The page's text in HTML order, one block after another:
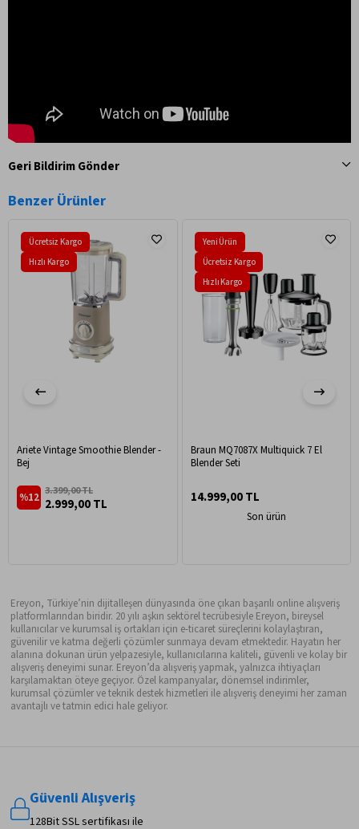
Geri Bildirim Gönder
Benzer Ürünler
Ariete Vintage Smoothie Blender -
Bej
2.999,00 TL
3.399,00 TL
%12
Ücretsiz Kargo
Hızlı Kargo
Braun MQ7087X Multiquick 7 El
Blender Seti
14.999,00 TL
Son ürün
Yeni Ürün
Ücretsiz Kargo
Hızlı Kargo
Ereyon, Türkiye’nin dijitalleşen dünyasında öne çıkan başarılı online alışveriş
platformlarından biridir. 20 yılı aşkın sektörel tecrübesiyle Ereyon, bireysel
kullanıcılar ve kurumsal iş ortakları için e-ticaret süreçlerini kolaylaştıran,
güvenilir ve katma değerli çözümler sunmaya devam etmektedir. Hayatın her
alanına dokunan ürün yelpazesiyle, kullanıcılarına kaliteli, güvenli ve kolay bir
alışveriş deneyimi sunar. Ereyon’da alışveriş yapmak, yalnızca ihtiyaçları
karşılamaktan öteye geçiyor. Özel kampanyalar, dönemsel indirimler,
kurumsal çözümler ve teknik destek hizmetleri ile alışveriş deneyimi her zaman
avantajlı ve tatmin edici hale geliyor.
Güvenli Alışveriş
128Bit SSL sertifikası ile